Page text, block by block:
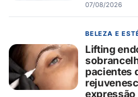
07/08/2026
BELEZA E
Lifting
pacientes
expressão